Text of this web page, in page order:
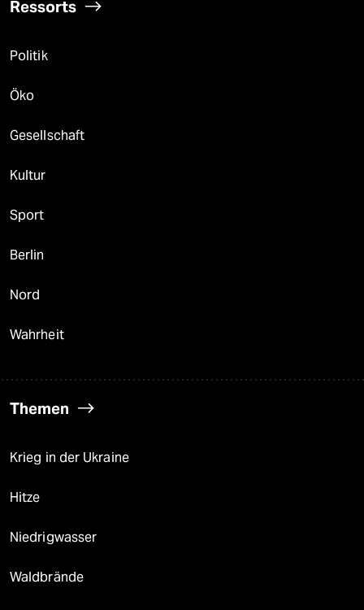
Ressorts
Politik
Öko
Gesellschaft
Kultur
Sport
Berlin
Nord
Wahrheit
Themen
Krieg in der Ukraine
Hitze
Niedrigwasser
Waldbrände